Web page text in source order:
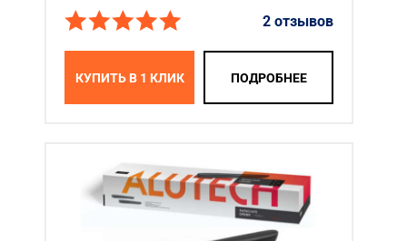
2 отзывов
КУПИТЬ В 1 КЛИК ПОДРОБНЕЕ